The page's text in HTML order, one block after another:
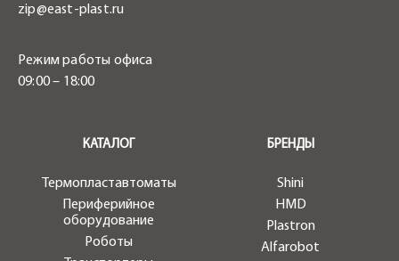
zip@east-plast.ru
Режим работы офиса
09:00 – 18:00
КАТАЛОГ
Термопластавтоматы
Периферийное
оборудование
Роботы
БРЕНДЫ
Shini
HMD
Plastron
Alfarobot